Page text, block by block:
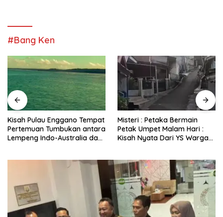
#Bang Ken
Kisah Pulau Enggano Tempat
Pertemuan Tumbukan antara
Lempeng Indo-Australia dan
Terjadi Pelepasan Energi
Mendadak Potensi Gempa
8.4 SR dan Picu Tsunami 15
Meter
Misteri : Petaka Bermain
Petak Umpet Malam Hari :
Kisah Nyata Dari YS Warga
Belakang Pohon Belimbing